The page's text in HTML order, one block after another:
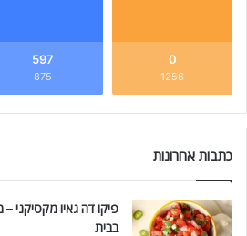
0
1256
597
875
כתבות אחרונות
פיקו דה גאיו מקסיקני
בבית